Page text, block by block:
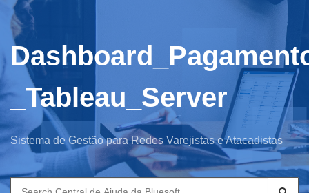
_Tableau_Server
Sistema de Gestão para Redes Varejistas e Atacadistas
Search